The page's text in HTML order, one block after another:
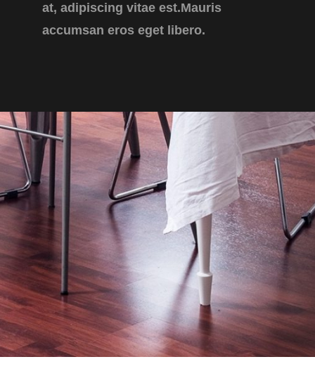
at, adipiscing vitae est.Mauris
accumsan eros eget libero.